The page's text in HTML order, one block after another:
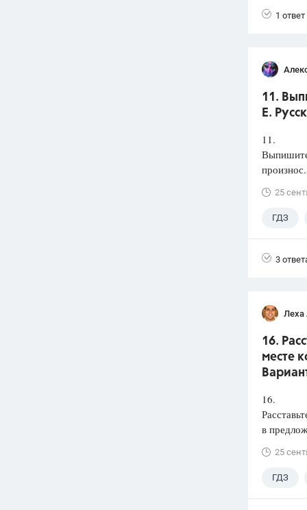
1 ответ
11.
Е.
11.
25
ГДЗ
3
Леха
16.
месте
16.
в
25
ГДЗ